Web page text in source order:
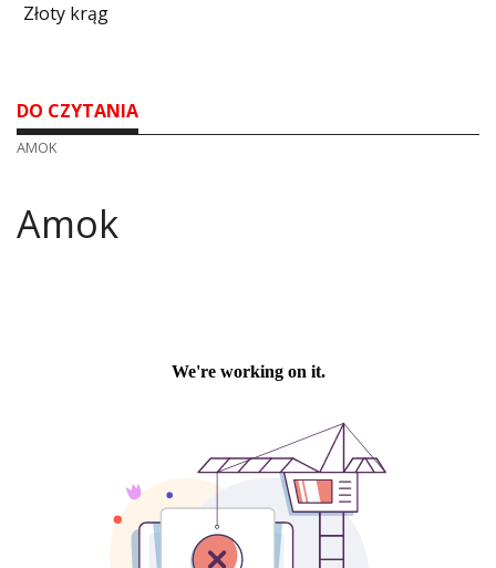
Złoty krąg
DO CZYTANIA
AMOK
Amok